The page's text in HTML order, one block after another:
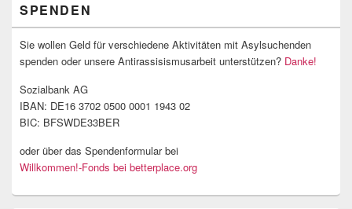
SPENDEN
Sie wollen Geld für verschiedene Aktivitäten mit Asylsuchenden
spenden oder unsere Antirassisismusarbeit unterstützen? Danke!
Sozialbank AG
IBAN: DE16 3702 0500 0001 1943 02
BIC: BFSWDE33BER
oder über das Spendenformular bei
Willkommen!-Fonds bei betterplace.org